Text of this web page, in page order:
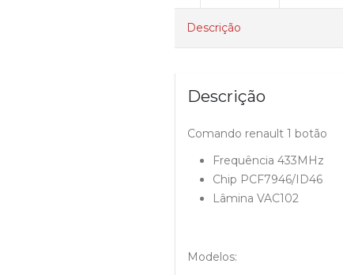
Descrição
Descrição
Comando renault 1 botão
Frequência 433MHz
Chip PCF7946/ID46
Lâmina VAC102
Modelos: